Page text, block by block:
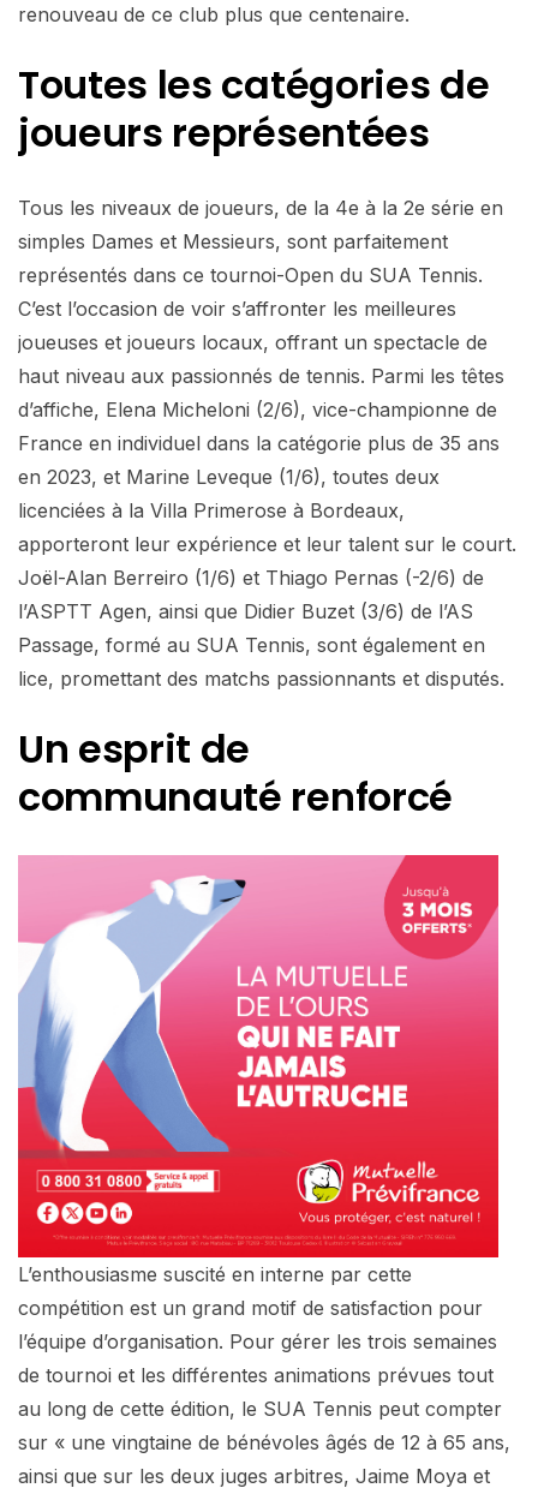
renouveau de ce club plus que centenaire.
Toutes les catégories de
joueurs représentées
Tous les niveaux de joueurs, de la 4e à la 2e série en
simples Dames et Messieurs, sont parfaitement
représentés dans ce tournoi-Open du SUA Tennis.
C’est l’occasion de voir s’affronter les meilleures
joueuses et joueurs locaux, offrant un spectacle de
haut niveau aux passionnés de tennis. Parmi les têtes
d’affiche, Elena Micheloni (2/6), vice-championne de
France en individuel dans la catégorie plus de 35 ans
en 2023, et Marine Leveque (1/6), toutes deux
licenciées à la Villa Primerose à Bordeaux,
apporteront leur expérience et leur talent sur le court.
Joël-Alan Berreiro (1/6) et Thiago Pernas (-2/6) de
l’ASPTT Agen, ainsi que Didier Buzet (3/6) de l’AS
Passage, formé au SUA Tennis, sont également en
lice, promettant des matchs passionnants et disputés.
Un esprit de
communauté renforcé
L’enthousiasme suscité en interne par cette
compétition est un grand motif de satisfaction pour
l’équipe d’organisation. Pour gérer les trois semaines
de tournoi et les différentes animations prévues tout
au long de cette édition, le SUA Tennis peut compter
sur « une vingtaine de bénévoles âgés de 12 à 65 ans,
ainsi que sur les deux juges arbitres, Jaime Moya et